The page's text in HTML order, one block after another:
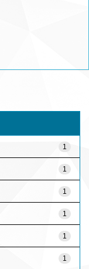
1
1
1
1
1
1